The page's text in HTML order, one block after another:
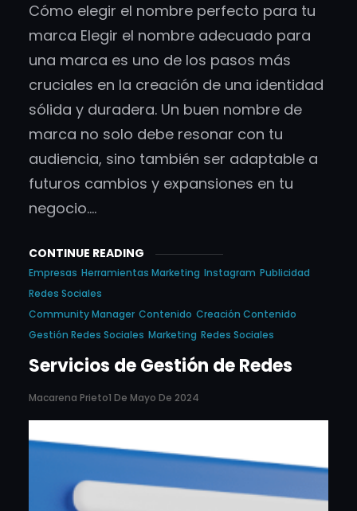
Cómo elegir el nombre perfecto para tu
marca Elegir el nombre adecuado para
una marca es uno de los pasos más
cruciales en la creación de una identidad
sólida y duradera. Un buen nombre de
marca no solo debe resonar con tu
audiencia, sino también ser adaptable a
futuros cambios y expansiones en tu
negocio.…
CONTINUE READING
Empresas Herramientas Marketing Instagram Publicidad
Redes Sociales
Community Manager Contenido Creación Contenido
Gestión Redes Sociales Marketing Redes Sociales
Servicios de Gestión de Redes
Macarena Prieto1 De Mayo De 2024